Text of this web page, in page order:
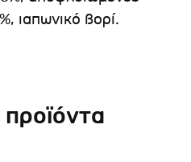
ιαπωνικό βορί.
προϊόντα